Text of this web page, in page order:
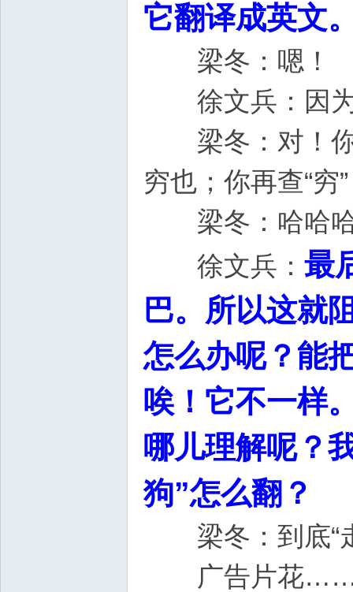
它翻译成英文
梁冬：嗯！
徐文兵：因为
梁冬：对！你
穷也；你再查“穷
梁冬：哈哈
徐文兵： 最
巴。所以这就
怎么办呢？能
唉！它不一样
哪儿理解呢？
狗”怎么翻？
梁冬：到底“走
广告片花